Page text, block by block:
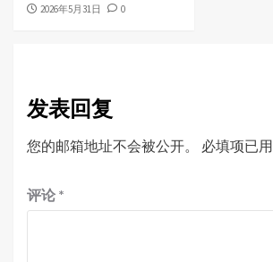
2026年5月31日 0
发表回复
您的邮箱地址不会被公开。 必填项已用
评论 *